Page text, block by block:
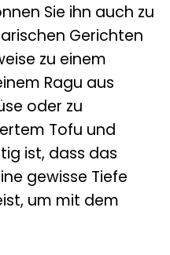
Sie ihn auch zu
Gerichten
zu einem
Ragu aus
oder zu
Tofu und
ist, dass das
gewisse Tiefe
um mit dem